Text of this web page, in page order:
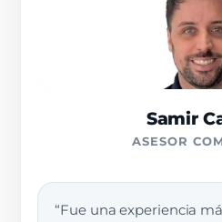
Samir
ASESOR
“Fue una experiencia